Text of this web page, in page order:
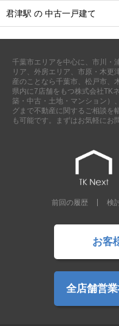
君津駅 の 中古一戸建て
千葉市エリアを中心に、市川・
リア、外房エリア、市原・木更
産のことなら千葉市、松戸市、
県内に7店舗をもつ株式会社TK
築・中古・土地・マンション）
グまで不動産に関するご相談を
も可能です。まずはお気軽にお
前回の履歴 検
お客
全店舗営業